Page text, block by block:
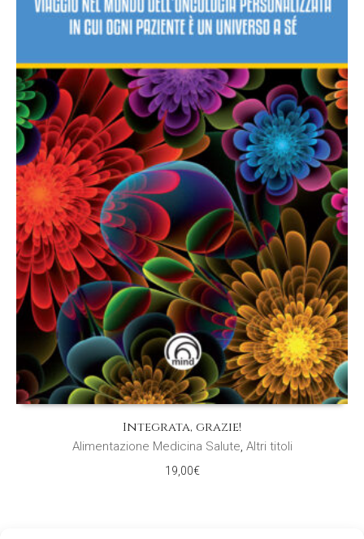
Integrata, grazie!
Alimentazione Medicina Salute, Altri titoli
19,00€